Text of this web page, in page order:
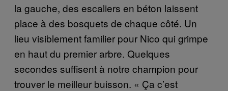
la gauche, des escaliers en béton laissent
place à des bosquets de chaque côté. Un
lieu visiblement familier pour Nico qui grimpe
en haut du premier arbre. Quelques
secondes suffisent à notre champion pour
trouver le meilleur buisson. « Ça c’est